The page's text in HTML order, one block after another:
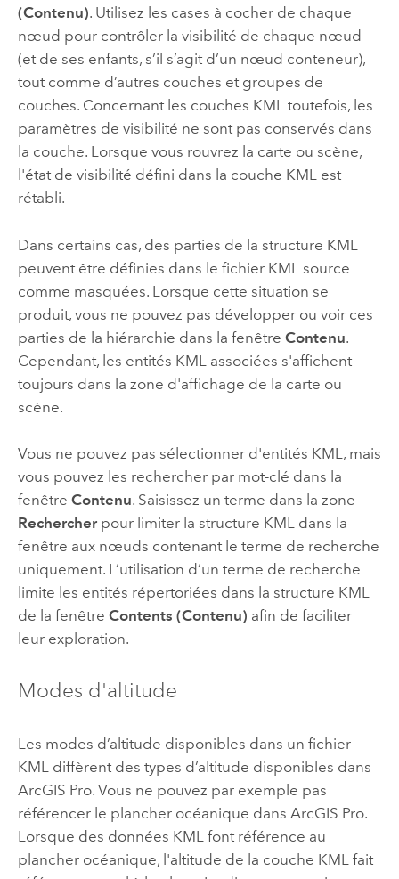
(Contenu). Utilisez les cases à cocher de chaque
nœud pour contrôler la visibilité de chaque nœud
(et de ses enfants, s’il s’agit d’un nœud conteneur),
tout comme d’autres couches et groupes de
couches. Concernant les couches KML toutefois, les
paramètres de visibilité ne sont pas conservés dans
la couche. Lorsque vous rouvrez la carte ou scène,
l'état de visibilité défini dans la couche KML est
rétabli.
Dans certains cas, des parties de la structure KML
peuvent être définies dans le fichier KML source
comme masquées. Lorsque cette situation se
produit, vous ne pouvez pas développer ou voir ces
parties de la hiérarchie dans la fenêtre Contenu.
Cependant, les entités KML associées s'affichent
toujours dans la zone d'affichage de la carte ou
scène.
Vous ne pouvez pas sélectionner d'entités KML, mais
vous pouvez les rechercher par mot-clé dans la
fenêtre Contenu. Saisissez un terme dans la zone
Rechercherpour limiter la structure KML dans la
fenêtre aux nœuds contenant le terme de recherche
uniquement. L’utilisation d’un terme de recherche
limite les entités répertoriées dans la structure KML
de la fenêtre Contents (Contenu) afin de faciliter
leur exploration.
Modes d'altitude
Les modes d’altitude disponibles dans un fichier
KML diffèrent des types d’altitude disponibles dans
ArcGIS Pro. Vous ne pouvez par exemple pas
référencer le plancher océanique dans ArcGIS Pro.
Lorsque des données KML font référence au
plancher océanique, l'altitude de la couche KML fait